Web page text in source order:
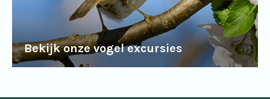
Bekijk onze vogel excursies